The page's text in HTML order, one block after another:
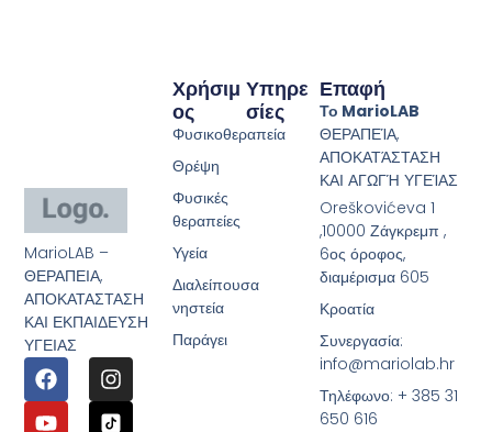
MarioLAB –
ΘΕΡΑΠΕΙΑ,
ΑΠΟΚΑΤΑΣΤΑΣΗ
ΚΑΙ ΕΚΠΑΙΔΕΥΣΗ
ΥΓΕΙΑΣ
Υπηρε
Σίες
Χρήσιμ
Ος
Φυσικοθεραπεία
Θρέψη
Φυσικές
θεραπείες
Υγεία
Διαλείπουσα
νηστεία
Παράγει
Επαφή
Το MarioLAB
ΘΕΡΑΠΕΊΑ,
ΑΠΟΚΑΤΆΣΤΑΣΗ
ΚΑΙ ΑΓΩΓΉ ΥΓΕΊΑΣ
Oreškovićeva 1
,10000 Ζάγκρεμπ ,
6ος όροφος,
διαμέρισμα 605
Κροατία
Συνεργασία:
info@mariolab.hr
Τηλέφωνο: + 385 31
650 616